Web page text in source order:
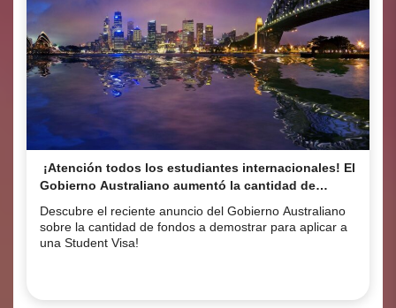
¡Atención todos los estudiantes internacionales! El
Gobierno Australiano aumentó la cantidad de
visa de estudiante.
Descubre el reciente anuncio del Gobierno Australiano
sobre la cantidad de fondos a demostrar para aplicar a
una Student Visa!